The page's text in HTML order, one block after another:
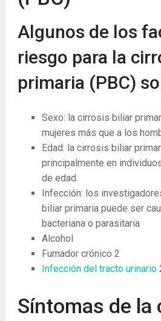
Algunos de los
riesgo para la
primaria (PBC)
Sexo: la cirrosis biliar
mujeres más que a los
Edad: la cirrosis biliar
principalmente en
de edad.
Infección: los
biliar primaria puede ser
bacteriana o parasitaria
Alcohol
Fumador crónico 2
Infección del tracto urinario
Síntomas de la